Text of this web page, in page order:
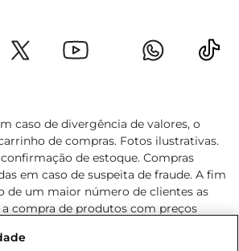
caso de divergência de valores, o
de compras. Fotos ilustrativas.
de estoque. Compras
em caso de suspeita de fraude. A fim
de um maior número de clientes as
a compra de produtos com preços
e condições são exclusivos para